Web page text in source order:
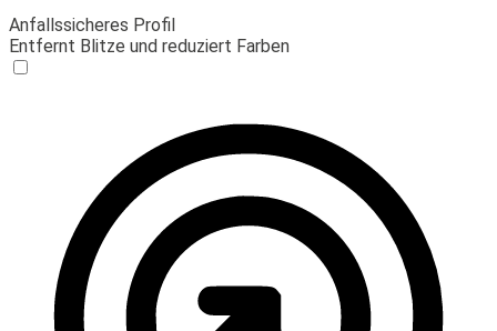
Anfallssicheres Profil
Entfernt Blitze und reduziert Farben